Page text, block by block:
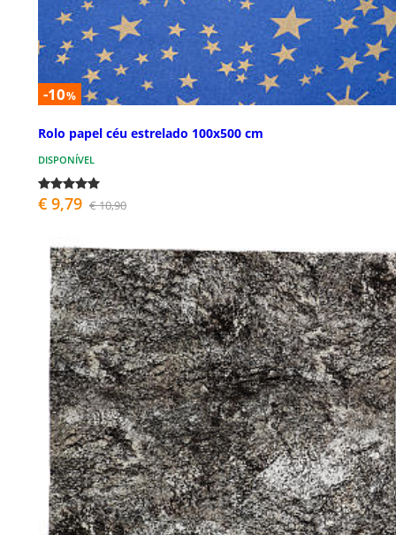
-10%
Rolo papel céu estrelado 100x500 cm
DISPONÍVEL
€ 9,79 € 10,90